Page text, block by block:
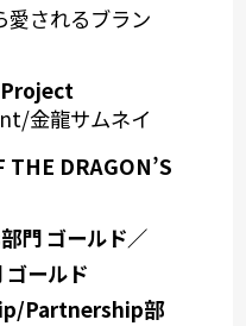
愛されるブラン
Project
THE DRAGON’S
門 ゴールド／
ールド
部